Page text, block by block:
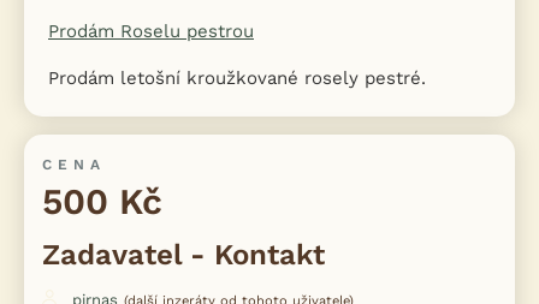
Prodám Roselu pestrou
Prodám letošní kroužkované rosely pestré.
CENA
500 Kč
Zadavatel - Kontakt
pirnas (další inzeráty od tohoto uživatele)